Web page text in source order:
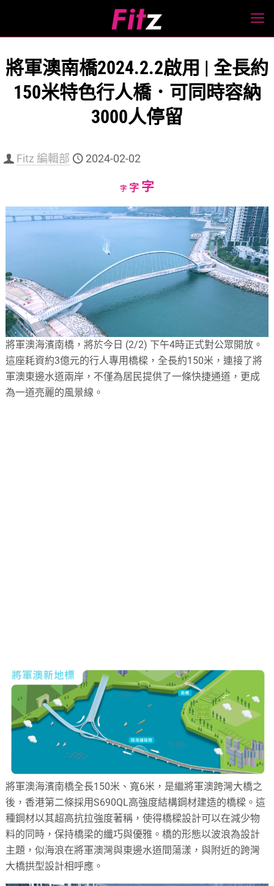
將軍澳南橋2024.2.2啟用 | 全長約
150米特色行人橋．可同時容納
3000人停留
Fitz 編輯部 2024-02-02
字Decrease
size.
字Reset
size.
字Increase
size.
將軍澳海濱南橋，將於今日 (2/2) 下午4時正式對公眾開放。
這座耗資約3億元的行人專用橋樑，全長約150米，連接了將
軍澳東邊水道兩岸，不僅為居民提供了一條快捷通道，更成
為一道亮麗的風景線。
將軍澳海濱南橋全長150米、寬6米，是繼將軍澳跨灣大橋之
後，香港第二條採用S690QL高強度結構鋼材建造的橋樑。這
種鋼材以其超高抗拉強度著稱，使得橋樑設計可以在減少物
料的同時，保持橋梁的纖巧與優雅。橋的形態以波浪為設計
主題，似海浪在將軍澳灣與東邊水道間蕩漾，與附近的跨灣
大橋拱型設計相呼應。